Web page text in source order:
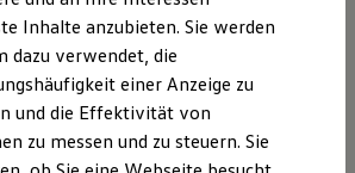
Kauf
Förderung
Konnektivität
Software 6
Versionen und Updates
Verkehrsbedingungen sowie dem
den Kraftstoffverbrauch, den
die CO₂-Emissionen und die
eines Fahrzeugs beeinflussen.
Inhalte anzubieten. Sie werden
dazu verwendet, die
einer Anzeige zu
und die Effektivität von
zu messen und zu steuern. Sie